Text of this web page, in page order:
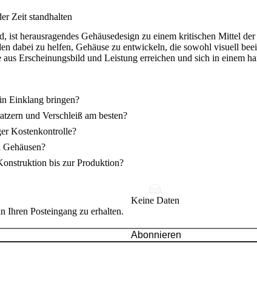
Zeit standhalten
herausragendes Gehäusedesign zu einem kritischen Mittel
dabei zu helfen, Gehäuse zu entwickeln, die sowohl visuell
Erscheinungsbild und Leistung erreichen und sich in einem
Einklang bringen?
und Verschleiß am besten?
Kostenkontrolle?
bis zur Produktion?
Keine Daten
Ihren Posteingang zu erhalten.
Abonnieren